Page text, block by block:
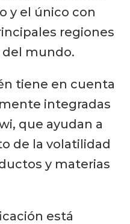
y el único con
regiones
mundo.
tiene en cuenta
integradas
que ayudan a
de la volatilidad
y materias
está